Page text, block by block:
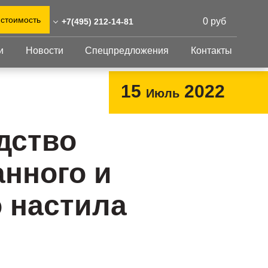
+7(495) 212-14-81
212-14-81
17, блок А, офис
склад: Калужская
район Боровский,
проезд
0 руб
Изделия из
перфорированных
листов
Крепеж
Готовая продукция
Новости Спецпредложения Контакты
15 Июль 2022
и
настила